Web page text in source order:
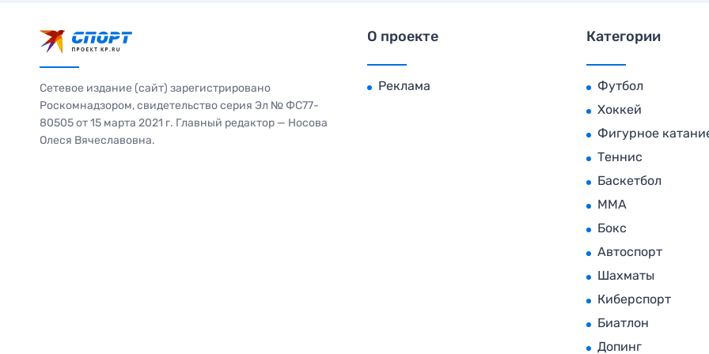
Сетевое издание (сайт) зарегистрировано
Роскомнадзором, свидетельство серия Эл № ФС77-
80505 от 15 марта 2021 г. Главный редактор — Носова
Олеся Вячеславовна.
О проекте
Реклама
Категории
Футбол
Хоккей
Фигурное
Теннис
Баскетбол
MMA
Бокс
Автоспорт
Шахматы
Киберспорт
Биатлон
Допинг